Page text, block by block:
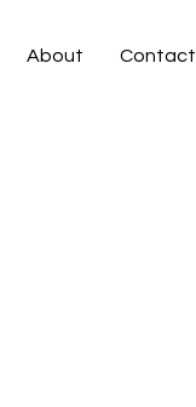
About Contact